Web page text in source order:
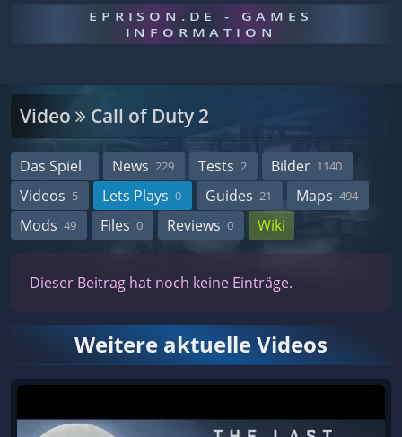
EPRISON.DE - GAMES
INFORMATION
Video Call of Duty 2
Das Spiel News 229 Tests 2 Bilder 1140
Videos 5 Lets Plays 0 Guides 21 Maps 494
Mods 49 Files 0 Reviews 0 Wiki
Dieser Beitrag hat noch keine Einträge.
Weitere aktuelle Videos